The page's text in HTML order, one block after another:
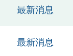
最新消息
最新消息